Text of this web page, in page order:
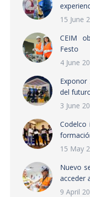
15 June
CEIM
Festo
4 June
Exponor
del
3 June
Codelco
15 May
Nuevo
acceder
9 April